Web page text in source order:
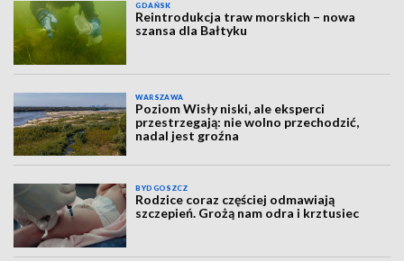
GDAŃSK
Reintrodukcja traw morskich – nowa
szansa dla Bałtyku
WARSZAWA
Poziom Wisły niski, ale eksperci
przestrzegają: nie wolno przechodzić,
nadal jest groźna
BYDGOSZCZ
Rodzice coraz częściej odmawiają
szczepień. Grożą nam odra i krztusiec